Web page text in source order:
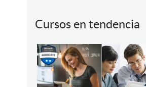
Cursos en tendencia